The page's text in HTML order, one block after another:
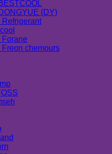
(DY)
Refrigerant
Forane
chemours